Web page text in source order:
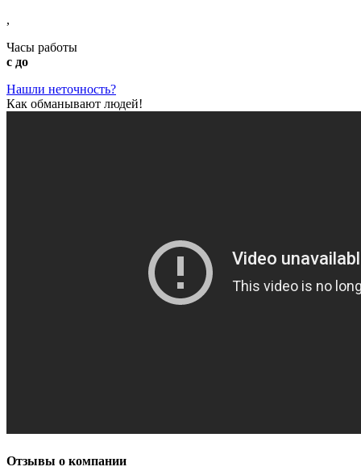
,
Часы работы
с до
Нашли неточность?
Как обманывают людей!
Отзывы о компании